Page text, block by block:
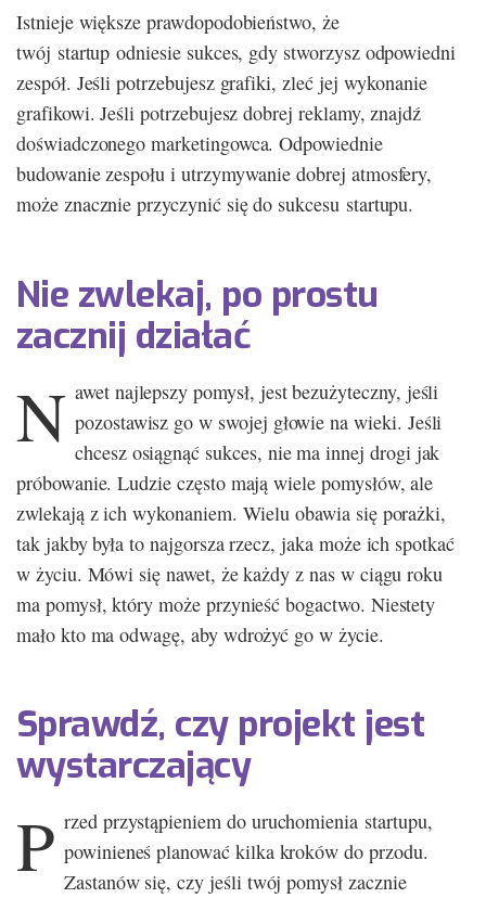
Istnieje większe prawdopodobieństwo, że
twój startup odniesie sukces, gdy stworzysz odpowiedni
zespół. Jeśli potrzebujesz grafiki, zleć jej wykonanie
grafikowi. Jeśli potrzebujesz dobrej reklamy, znajdź
doświadczonego marketingowca. Odpowiednie
budowanie zespołu i utrzymywanie dobrej atmosfery,
może znacznie przyczynić się do sukcesu startupu.
Nie zwlekaj, po prostu
zacznij działać
N awet najlepszy pomysł, jest bezużyteczny, jeśli
pozostawisz go w swojej głowie na wieki. Jeśli
chcesz osiągnąć sukces, nie ma innej drogi jak
próbowanie. Ludzie często mają wiele pomysłów, ale
zwlekają z ich wykonaniem. Wielu obawia się porażki,
tak jakby była to najgorsza rzecz, jaka może ich spotkać
w życiu. Mówi się nawet, że każdy z nas w ciągu roku
ma pomysł, który może przynieść bogactwo. Niestety
mało kto ma odwagę, aby wdrożyć go w życie.
Sprawdź, czy projekt jest
wystarczający
P rzed przystąpieniem do uruchomienia startupu,
powinieneś planować kilka kroków do przodu.
Zastanów się, czy jeśli twój pomysł zacznie